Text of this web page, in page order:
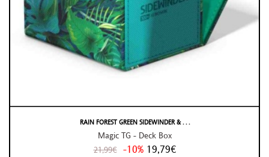
RAIN FOREST GREEN SIDEWINDER & . . .
Magic TG - Deck Box
21,99€ -10% 19,79€